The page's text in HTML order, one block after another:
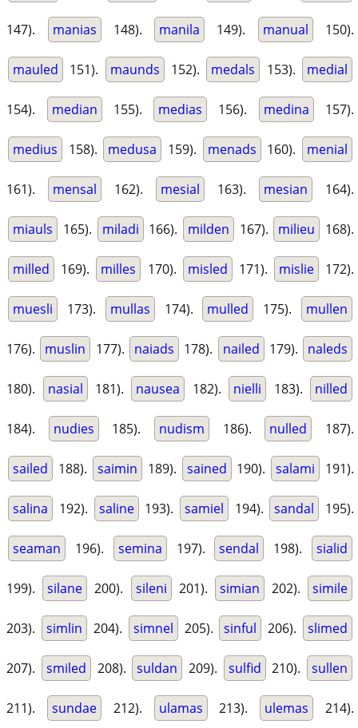
147). manias 148). manila 149). manual 150).
mauled 151). maunds 152). medals 153). medial
154). median 155). medias 156). medina 157).
medius 158). medusa 159). menads 160). menial
161). mensal 162). mesial 163). mesian 164).
miauls 165). miladi 166). milden 167). milieu 168).
milled 169). milles 170). misled 171). mislie 172).
muesli 173). mullas 174). mulled 175). mullen
176). muslin 177). naiads 178). nailed 179). naleds
180). nasial 181). nausea 182). nielli 183). nilled
184). nudies 185). nudism 186). nulled 187).
sailed 188). saimin 189). sained 190). salami 191).
salina 192). saline 193). samiel 194). sandal 195).
seaman 196). semina 197). sendal 198). sialid
199). silane 200). sileni 201). simian 202). simile
203). simlin 204). simnel 205). sinful 206). slimed
207). smiled 208). suldan 209). sulfid 210). sullen
211). sundae 212). ulamas 213). ulemas 214).